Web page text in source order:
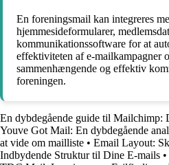
En foreningsmail kan integreres
hjemmesideformularer,
kommunikationssoftware for at
effektiviteten af e-mailkampagner
sammenhængende og effektiv
foreningen.
En dybdegående guide til Mailchimp:
Youve Got Mail: En dybdegående
at vide om mailliste • Email Layout:
Indbydende Struktur til Dine E-mails •